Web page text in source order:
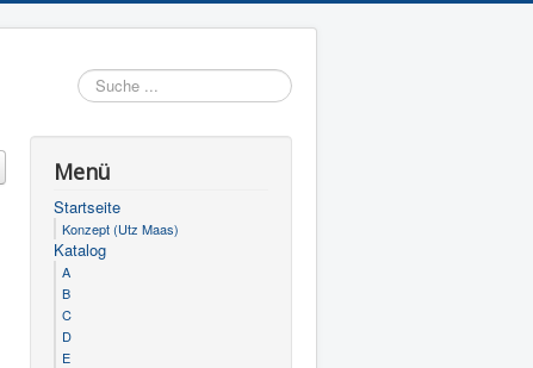
Menü
Startseite
Konzept (Utz Maas)
Katalog
A
B
C
D
E